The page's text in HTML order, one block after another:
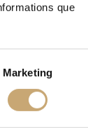
que
Marketing